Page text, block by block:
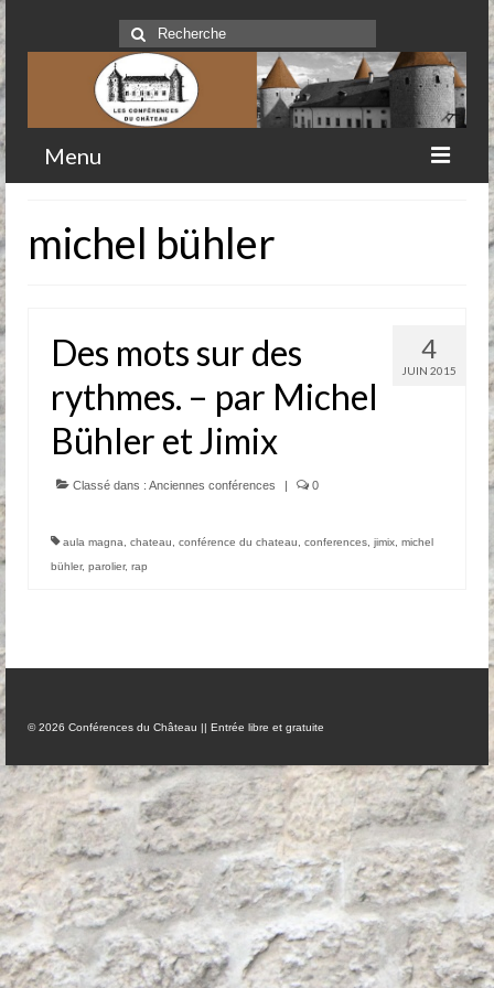
Rechercher
:
Menu
Qui sommes-nous
Comité
Clubs-service
Conférences
Prochaines conférences
Anciennes conférences
Partenaires, Sponsors & Amis
Sponsors
Contact
Informations pratiques
Nous contacter
michel bühler
4
JUIN 2015
Des mots sur des
rythmes. – par Michel
Bühler et Jimix
Classé dans : Anciennes conférences 0
aula magna, chateau, conférence du chateau, conferences, jimix, michel
bühler, parolier, rap
© 2026 Conférences du Château || Entrée libre et gratuite